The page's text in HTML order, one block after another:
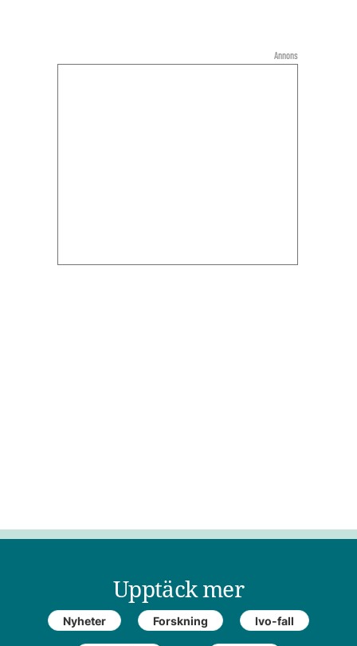
Upptäck mer
Nyheter Forskning Ivo-fall
Annons